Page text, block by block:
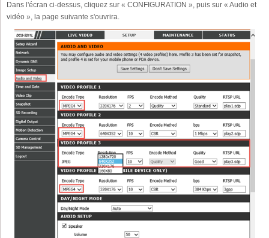
Dans l'écran ci-dessus, cliquez sur « CONFIGURATION », puis sur « Audio et
vidéo », la page suivante s'ouvrira.